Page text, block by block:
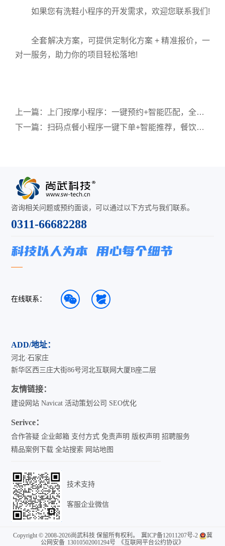
如果您有洗鞋小程序的开发需求，欢迎您联系我们!
全套解决方案，可提供定制化方案 + 精准报价，一
对一服务，助力你的项目轻松落地!
上一篇：
上门按摩小程序：一键预约+智能匹配，全面升级按摩体验
下一篇：
扫码点餐小程序一键下单+智能推荐，餐饮降本增效新利器
咨询相关问题或预约面谈，可以通过以下方式与我们联系。
0311-66682288
在线联系：
ADD/地址：
河北·石家庄
新华区西三庄大街86号河北互联网大厦B座二层
友情链接：
建设网站 Navicat 活动策划公司 SEO优化
Serivce：
合作答疑 企业邮箱 支付方式 免责声明 版权声明 招聘服务
精品案例下载 全站搜索 网站地图
技术支持
客服企业微信
Copyright © 2008-2026尚武科技 保留所有权利。 冀ICP备12011207号-2
冀
公网安备 13010502001294号
《互联网平台公约协议》